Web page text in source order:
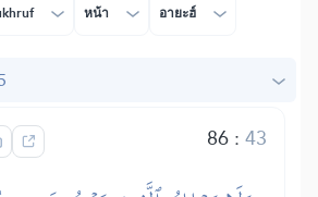
หน้า อายะฮ์
86:43